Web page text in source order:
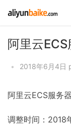
阿里云
• 2018年6月4日
阿里云ECS服务
调整时间：2018